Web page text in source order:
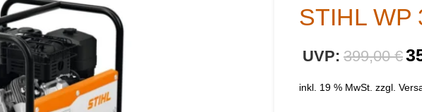
STIHL WP
399,00€
inkl. 19 % MwSt. zzgl.